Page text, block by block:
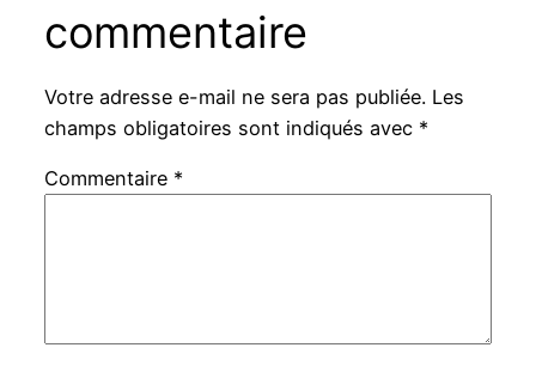
commentaire
Votre adresse e-mail ne sera pas publiée. Les
champs obligatoires sont indiqués avec *
Commentaire *